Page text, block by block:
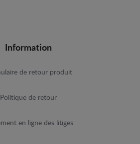
Information
de retour produit
Politique de retour
en ligne des litiges